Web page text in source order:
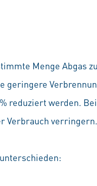
Menge Abgas
geringere
reduziert werden.
Verbrauch verringern.